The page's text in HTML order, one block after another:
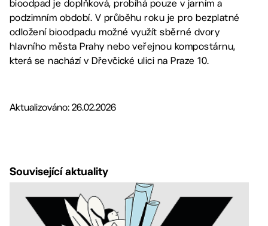
bioodpad je doplňková, probíhá pouze v jarním a
podzimním období. V průběhu roku je pro bezplatné
odložení bioodpadu možné využít sběrné dvory
hlavního města Prahy nebo veřejnou kompostárnu,
která se nachází v Dřevčické ulici na Praze 10.
Aktualizováno: 26.02.2026
Související aktuality